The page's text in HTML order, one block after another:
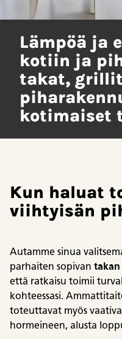
Lämpöä ja
kotiin ja
takat,
kotimaiset
Kun haluat
viihtyisän
Autamme sinua
parhaiten sopivan takan
että ratkaisu toimii
kohteessasi.
toteuttavat myös
hormeineen, alusta